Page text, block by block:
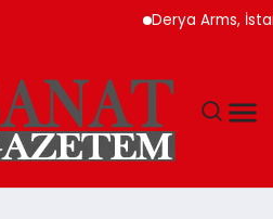
Derya Arms,